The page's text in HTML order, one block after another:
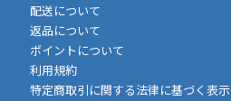
配送について
返品について
ポイントについて
利用規約
特定商取引に関する法律に基づく表示